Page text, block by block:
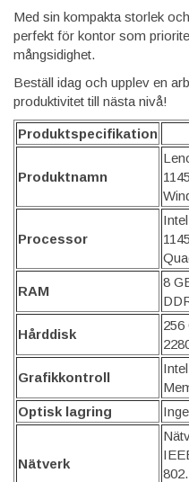
Med sin kompakta storlek
perfekt för kontor som
mångsidighet.
Beställ idag och upplev en
produktivitet till nästa nivå!
Produktspecifikation
Produktnamn
Processor
RAM
8
Hårddisk
Grafikkontroll
Optisk lagring
Nätverk